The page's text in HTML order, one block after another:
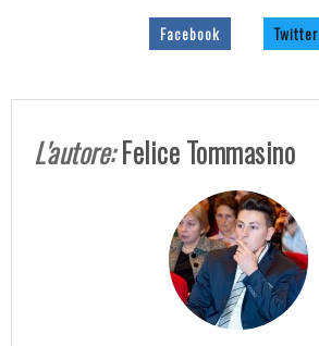
Facebook Twitter
L'autore:Felice Tommasino